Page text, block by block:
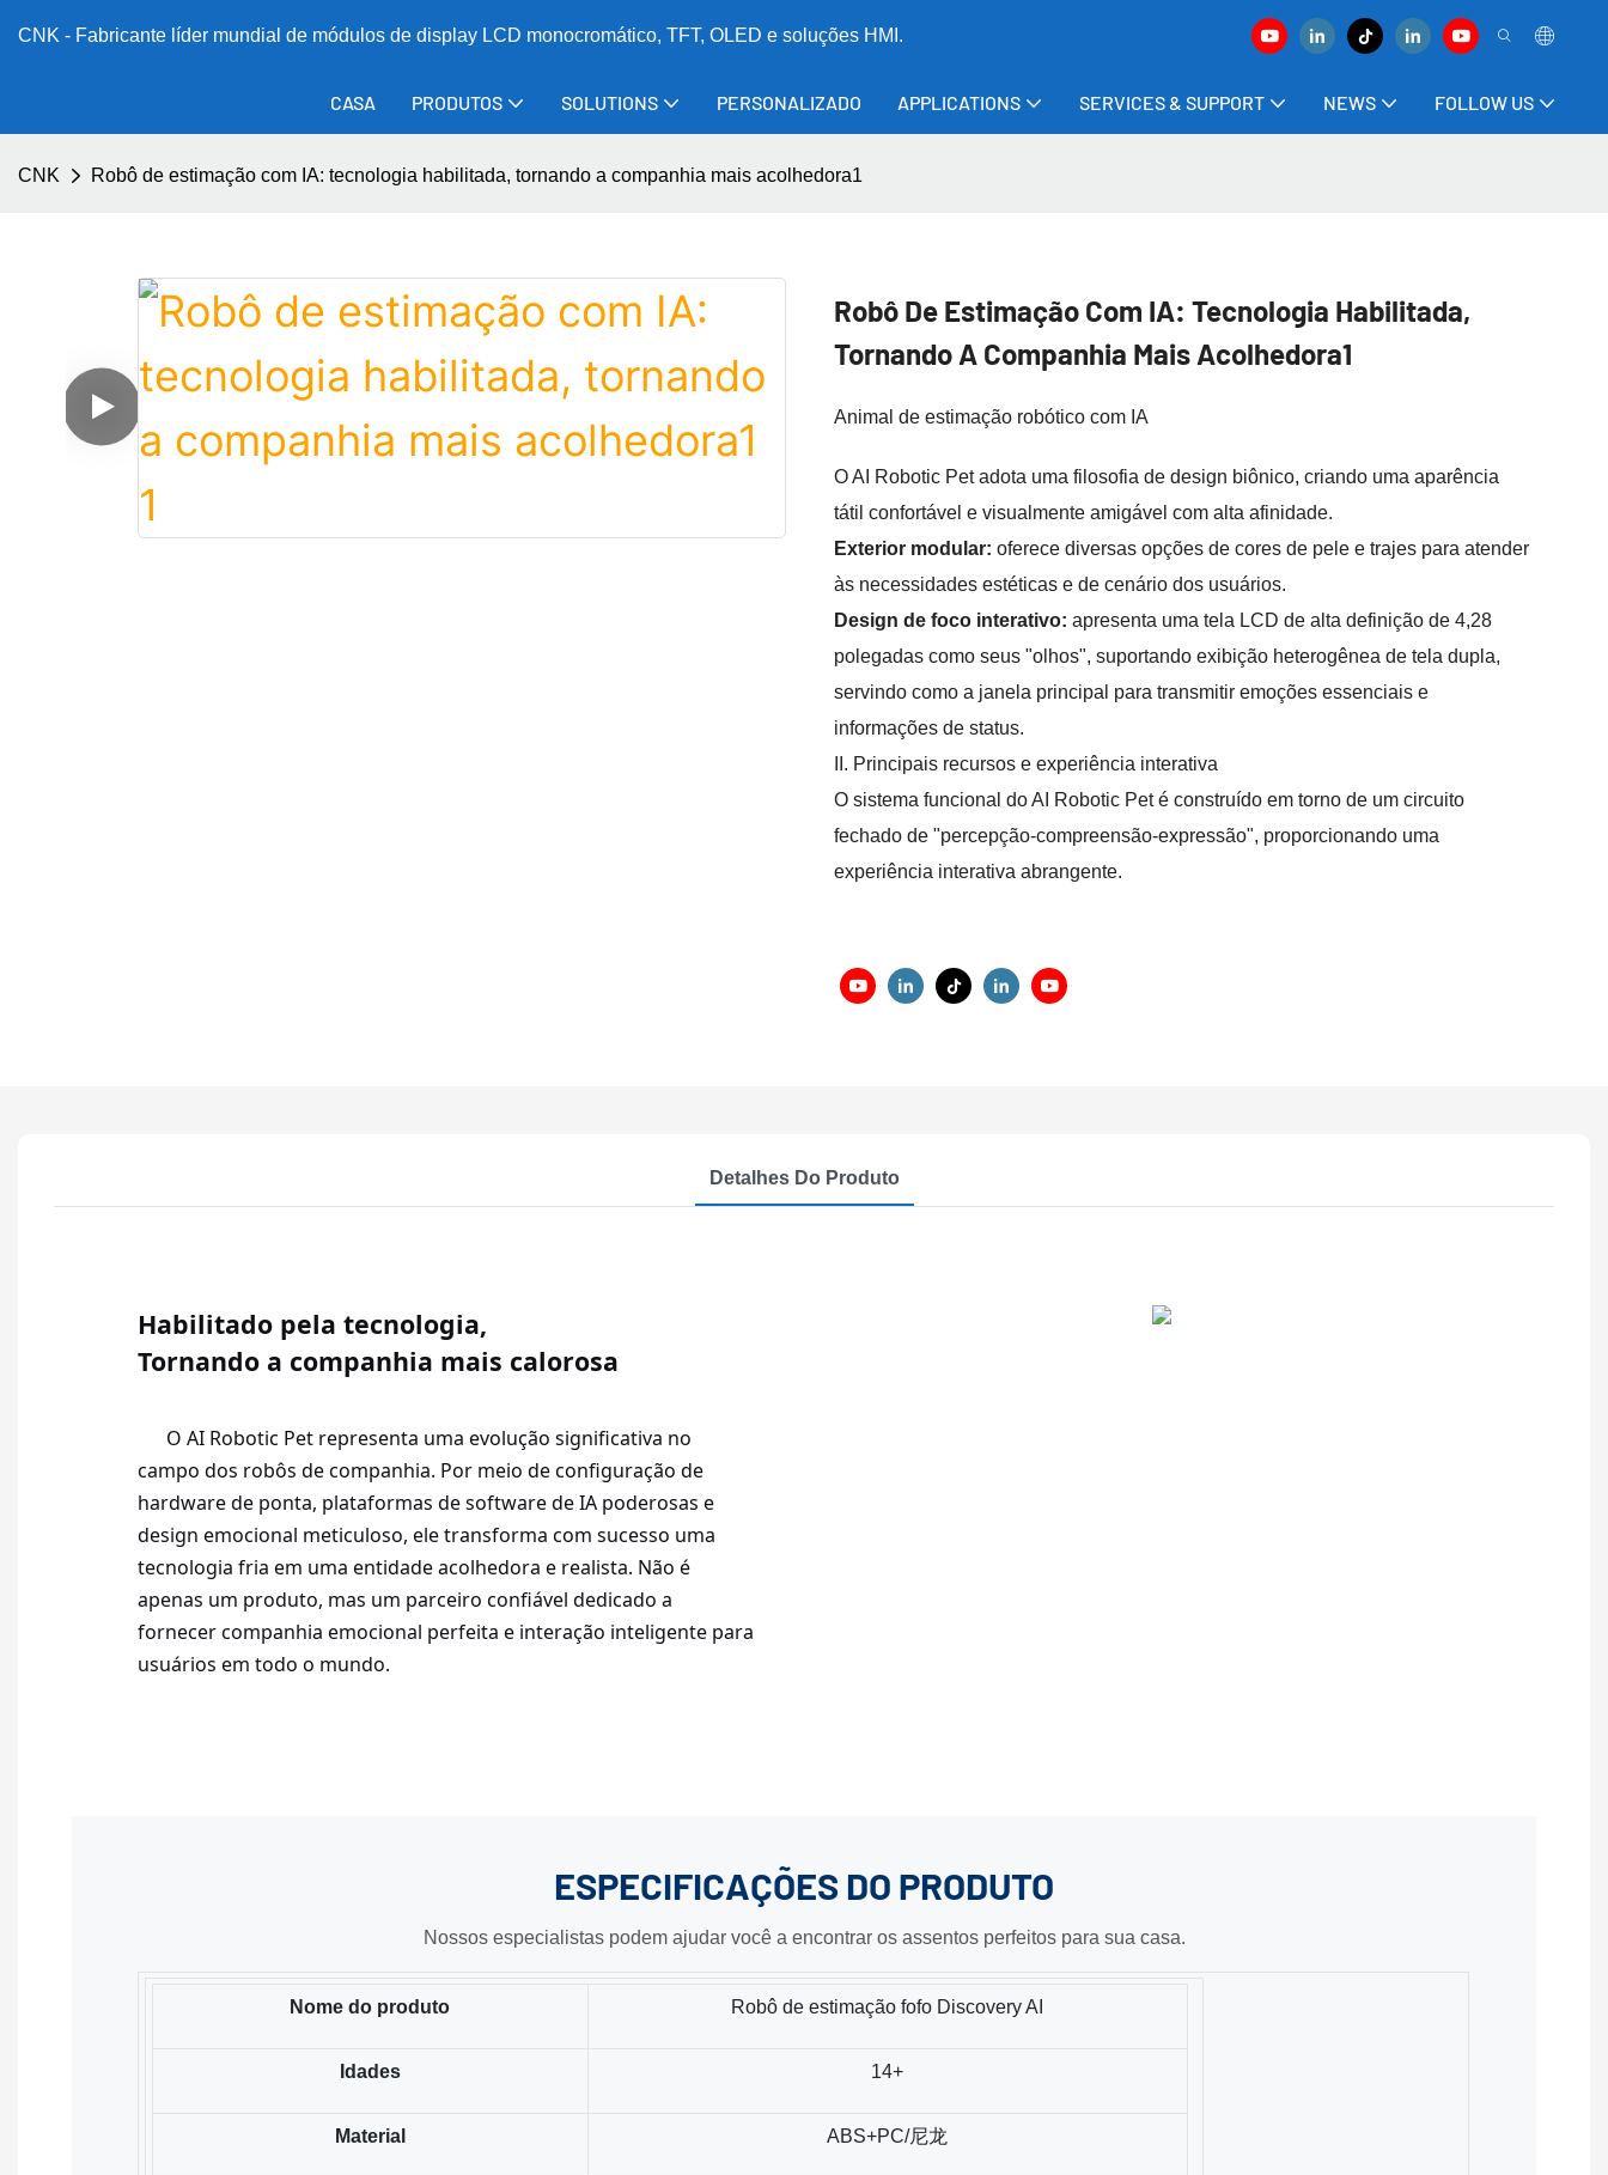
CNK - Fabricante líder mundial de módulos de display LCD monocromático, TFT, OLED e soluções HMI.
CASA PRODUTOS SOLUTIONS PERSONALIZADO APPLICATIONS SERVICES & SUPPORT NEWS FOLLOW US
CNK Robô de estimação com IA: tecnologia habilitada, tornando a companhia mais acolhedora1
Robô De Estimação Com IA: Tecnologia Habilitada,
Tornando A Companhia Mais Acolhedora1
Animal de estimação robótico com IA
O AI Robotic Pet adota uma filosofia de design biônico, criando uma aparência
tátil confortável e visualmente amigável com alta afinidade.
Exterior modular: oferece diversas opções de cores de pele e trajes para atender
às necessidades estéticas e de cenário dos usuários.
Design de foco interativo: apresenta uma tela LCD de alta definição de 4,28
polegadas como seus "olhos", suportando exibição heterogênea de tela dupla,
servindo como a janela principal para transmitir emoções essenciais e
informações de status.
II. Principais recursos e experiência interativa
O sistema funcional do AI Robotic Pet é construído em torno de um circuito
fechado de "percepção-compreensão-expressão", proporcionando uma
experiência interativa abrangente.
Detalhes Do Produto
Habilitado pela tecnologia,
Tornando a companhia mais calorosa
O AI Robotic Pet representa uma evolução significativa no
campo dos robôs de companhia. Por meio de configuração de
hardware de ponta, plataformas de software de IA poderosas e
design emocional meticuloso, ele transforma com sucesso uma
tecnologia fria em uma entidade acolhedora e realista. Não é
apenas um produto, mas um parceiro confiável dedicado a
fornecer companhia emocional perfeita e interação inteligente para
usuários em todo o mundo.
ESPECIFICAÇÕES DO PRODUTO
Nossos especialistas podem ajudar você a encontrar os assentos perfeitos para sua casa.
Nome do produto Robô de estimação fofo Discovery AI
Idades 14+
Material ABS+PC/尼龙